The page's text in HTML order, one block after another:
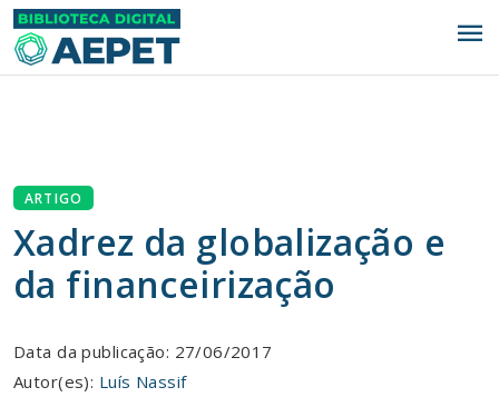
menu
ARTIGO
Xadrez da globalização e
da financeirização
Data da publicação: 27/06/2017
Autor(es): Luís Nassif